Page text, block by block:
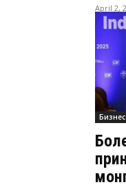
April 2,
Бизнес